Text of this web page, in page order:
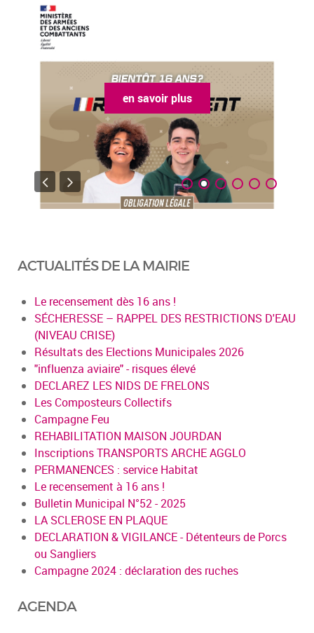
en savoir plus
ACTUALITÉS DE LA MAIRIE
Le recensement dès 16 ans !
SÉCHERESSE – RAPPEL DES RESTRICTIONS D'EAU
(NIVEAU CRISE)
Résultats des Elections Municipales 2026
"influenza aviaire" - risques élevé
DECLAREZ LES NIDS DE FRELONS
Les Composteurs Collectifs
Campagne Feu
REHABILITATION MAISON JOURDAN
Inscriptions TRANSPORTS ARCHE AGGLO
PERMANENCES : service Habitat
Le recensement à 16 ans !
Bulletin Municipal N°52 - 2025
LA SCLEROSE EN PLAQUE
DECLARATION & VIGILANCE - Détenteurs de Porcs
ou Sangliers
Campagne 2024 : déclaration des ruches
AGENDA